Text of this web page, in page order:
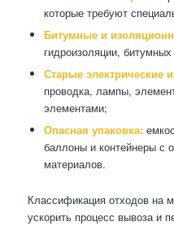
которые требуют
Битумные и
гидроизоляции,
Старые электрические
проводка, лампы,
элементами;
Опасная упаковка:
баллоны и контейнеры с
материалов.
Классификация отходов на
ускорить процесс вывоза и